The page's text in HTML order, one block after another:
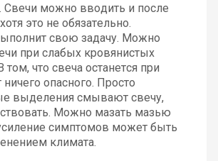
Свечи можно вводить и после
это не обязательно.
свою задачу. Можно
при слабых кровянистых
что свеча останется при
опасного. Просто
выделения смывают свечу,
Можно мазать мазью
симптомов может быть
климата.